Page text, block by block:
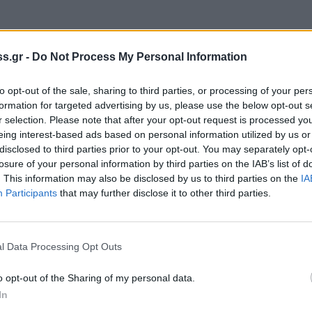
- Do Not Process My Personal Information
opt-out of the sale, sharing to third parties, or processing of your
for targeted advertising by us, please use the below opt-out
selection. Please note that after your opt-out request is processed
interest-based ads based on personal information utilized by us
to third parties prior to your opt-out. You may separately
of your personal information by third parties on the IAB’s list of
This information may also be disclosed by us to third parties on the
Participants that may further disclose it to other third parties.
Data Processing Opt Outs
opt-out of the Sharing of my personal data.
Γεράσιμος Τσούνης: “Είναι δυσμενής η
το περιβάλλον για όλα ανεξαρτήτως τα
Για τη δικαιοσύνη είναι πιο βασανιστική η
εργατικούς νόμους που έχουν παραχθεί σε
όπως συνηθίζεται να λέγεται από τα
σώμα οι εκπρόσωποι του οποίου κατά
αποστασιοποιηθούν απ΄ την προκαλούμενη
στους πιστωτές λυτρωτικό γι΄ αυτούς
τραγική, τα παραδοσιακά μέτρα φτώχειας
ανάχωμα απέναντι σε όποια καταχρηστική
έχει πλέον απολέσει πολύ μεγάλος μέρος
από το χρόνο αξίες του δικαιικού μας
για τον εργαζόμενο μεταχείριση, η προστασία